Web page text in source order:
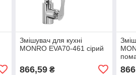
Змішувач для кухні
MONRO EVA70-461 сірий
866,59₴